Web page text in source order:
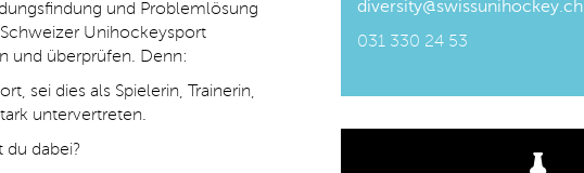
und Problemlösung
Unihockeysport
und überprüfen. Denn:
sei dies als Spielerin , Trainerin,
untervertreten.
dabei?
diversity@swissunihockey.ch
031 330 24 53